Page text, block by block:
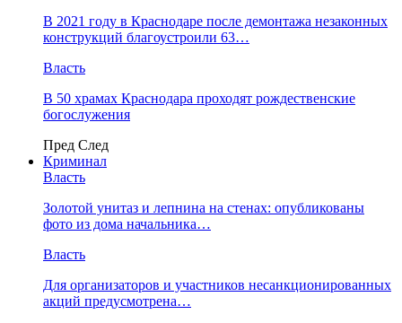
В 2021 году в Краснодаре после демонтажа незаконных
конструкций благоустроили 63…
Власть
В 50 храмах Краснодара проходят рождественские
богослужения
Пред След
Криминал
Власть
​Золотой унитаз и лепнина на стенах: опубликованы
фото из дома начальника…
Власть
Для организаторов и участников несанкционированных
акций предусмотрена…